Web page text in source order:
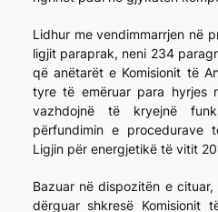
Lidhur me vendimmarrjen në
ligjit paraprak, neni 234
që anëtarët e Komisionit të
tyre të emëruar para
vazhdojnë të kryejnë
përfundimin e procedurave
Ligjin për energjetikë të vitit
Bazuar në dispozitën e
dërguar shkresë Komisionit